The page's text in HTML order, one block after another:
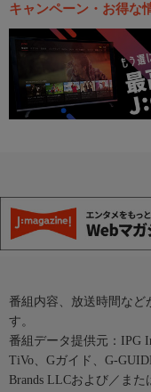
キャンペーン・お得な
番組内容、放送時間など
す。
番組データ提供元：IPG
TiVo、Gガイド、G-
Brands LLCおよび／ま